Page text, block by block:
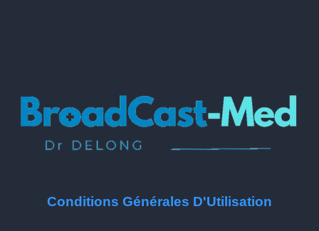
Conditions Générales D'Utilisation